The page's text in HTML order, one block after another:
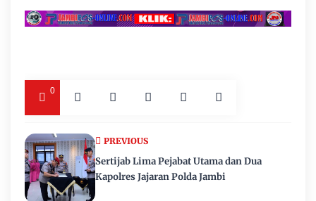
0
PREVIOUS
Sertijab Lima Pejabat Utama dan Dua
Kapolres Jajaran Polda Jambi